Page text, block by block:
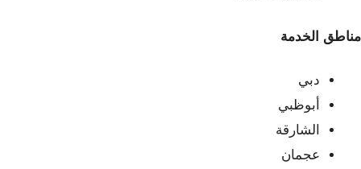
مناطق الخدمة
دبي
أبوظبي
الشارقة
عجمان